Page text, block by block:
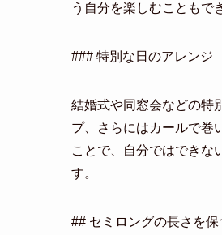
う自分を楽しむこともで
### 特別な日のアレンジ
結婚式や同窓会などの特
プ、さらにはカールで巻
ことで、自分ではできな
す。
## セミロングの長さを